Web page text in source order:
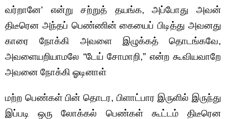
வர்றானே’ என்று சற்றுத் தயங்க, அப்போது அவன்
திடீரென அந்தப் பெண்ணின் கையைப் பிடித்து அவனது
காரை நோக்கி அவளை இழுக்கத் தொடங்கவே,
அவளையறியாமலே “டேய் சோமாறி,” என்ற கூவியவாறே
அவனை நோக்கி ஓடினாள்
மற்ற பெண்கள் பின் தொடர, பிளாட்பார இருளில் இருந்து
இப்படி ஒரு லோக்கல் பெண்கள் கூட்டம் திடீரென